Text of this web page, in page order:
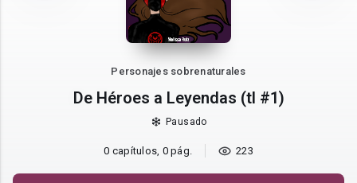
Personajes sobrenaturales
De Héroes a Leyendas (tl #1)
Pausado
0 capítulos, 0 pág. 223